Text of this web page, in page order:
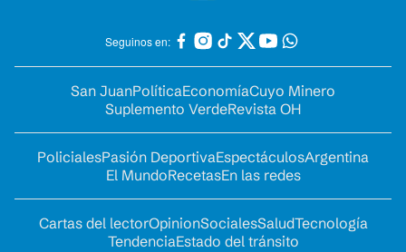
Seguinos en:
San JuanPolíticaEconomíaCuyo Minero
Suplemento VerdeRevista OH
PolicialesPasión DeportivaEspectáculosArgentina
El MundoRecetasEn las redes
Cartas del lectorOpinionSocialesSaludTecnología
TendenciaEstado del tránsito